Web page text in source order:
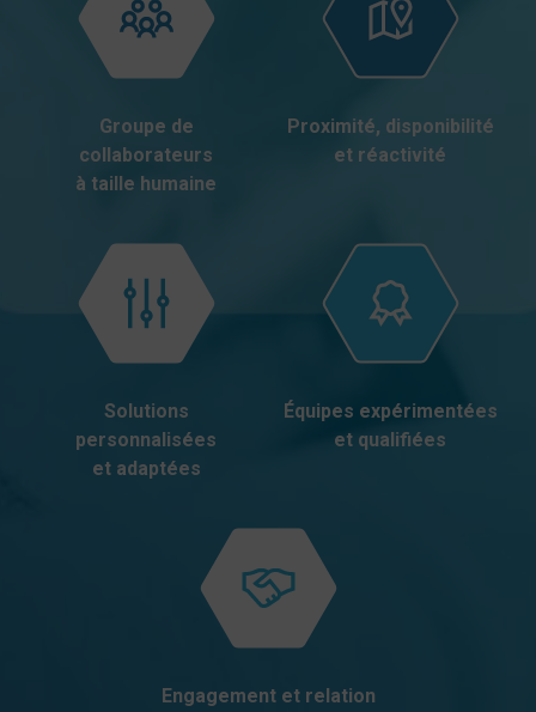
Groupe de
collaborateurs
à taille humaine
Proximité, disponibilité
et réactivité
Solutions
personnalisées
et adaptées
Équipes expérimentées
et qualifiées
Engagement et relation